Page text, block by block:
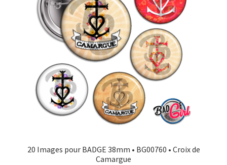
20 Images pour BADGE 38mm • BG00760 • Croix de
Camargue